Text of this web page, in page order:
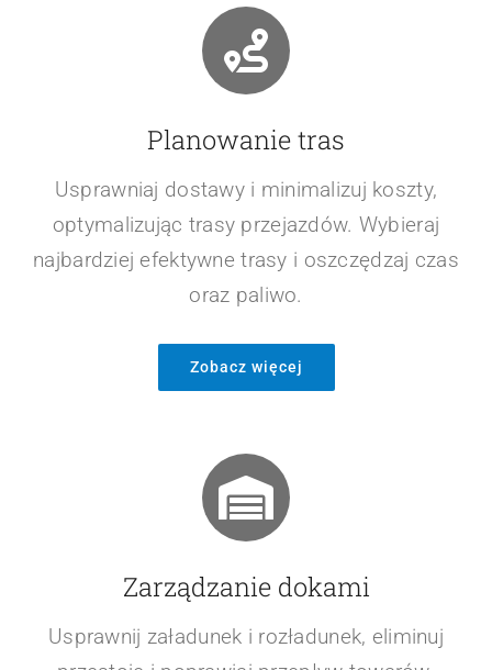
Planowanie tras
Usprawniaj dostawy i minimalizuj koszty,
optymalizując trasy przejazdów. Wybieraj
najbardziej efektywne trasy i oszczędzaj czas
oraz paliwo.
Zobacz więcej
Zarządzanie dokami
Usprawnij załadunek i rozładunek, eliminuj